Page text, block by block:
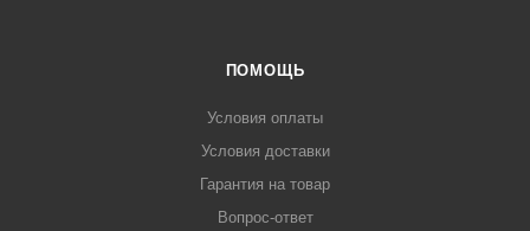
ПОМОЩЬ
Условия оплаты
Условия доставки
Гарантия на товар
Вопрос-ответ